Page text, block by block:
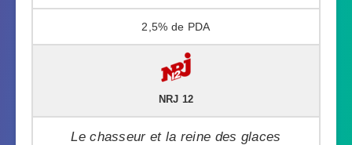
2,5%
NRJ 12
Le chasseur et la reine des glaces